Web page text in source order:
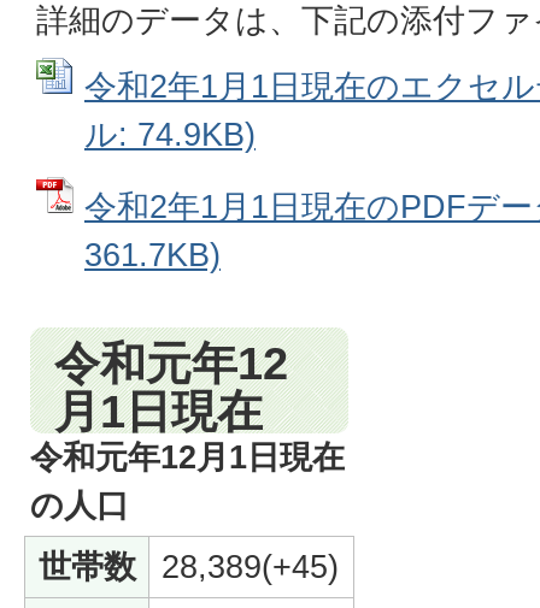
詳細のデータは、下記の添付フ
令和2年1月1日現在のエクセ
ル: 74.9KB)
令和2年1月1日現在のPDFデ
361.7KB)
令和元年12
月1日現在
令和元年12月1日現在
の人口
世帯数
28,389(+45)